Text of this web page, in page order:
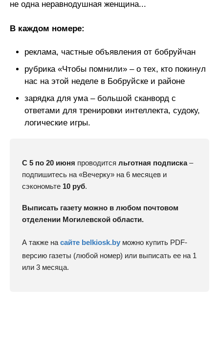
не одна неравнодушная женщина...
В каждом номере:
реклама, частные объявления от бобруйчан
рубрика «Чтобы помнили» – о тех, кто покинул
нас на этой неделе в Бобруйске и районе
зарядка для ума – большой сканворд с
ответами для тренировки интеллекта, судоку,
логические игры.
С 5 по 20 июня проводится льготная подписка–
подпишитесь на «Вечерку» на 6 месяцев и
сэкономьте 10 руб.
Выписать газету можно в любом почтовом
отделении Могилевской области.
А также на сайте belkiosk.by можно купить PDF-
версию газеты (любой номер) или выписать ее на 1
или 3 месяца.